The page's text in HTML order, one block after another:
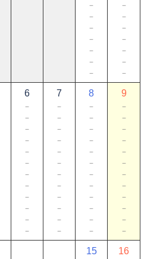
－
－
－
－
－
－
－
－
－
－
－
－
－
－
6
－
－
－
－
－
－
－
－
－
－
－
－
7
－
－
－
－
－
－
－
－
－
－
－
－
8
－
－
－
－
－
－
－
－
－
－
－
－
9
－
－
－
－
－
－
－
－
－
－
－
－
15 16